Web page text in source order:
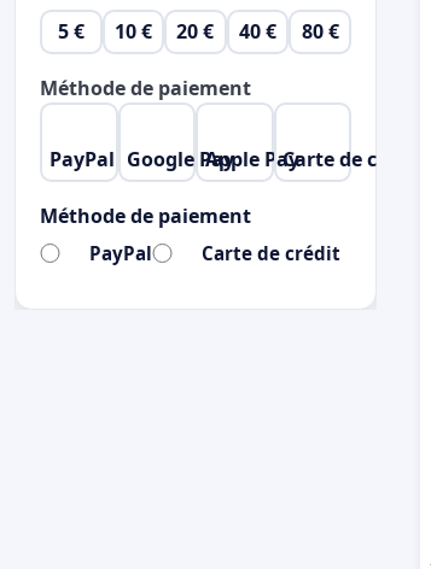
5 € 10 € 20 € 40 € 80 €
Méthode de paiement
PayPal Google PayApple PayCarte de crédit
Méthode de paiement
PayPal Carte de crédit